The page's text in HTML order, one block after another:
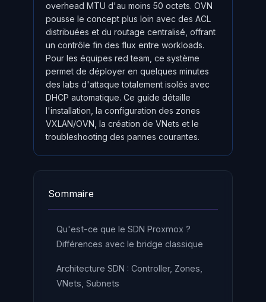
overhead MTU d'au moins 50 octets. OVN
pousse le concept plus loin avec des ACL
distribuées et du routage centralisé, offrant
un contrôle fin des flux entre workloads.
Pour les équipes red team, ce système
permet de déployer en quelques minutes
des labs d'attaque totalement isolés avec
DHCP automatique. Ce guide détaille
l'installation, la configuration des zones
VXLAN/OVN, la création de VNets et le
troubleshooting des pannes courantes.
Sommaire
Qu'est-ce que le SDN Proxmox ?
Différences avec le bridge classique
Architecture SDN : Controller, Zones,
VNets, Subnets